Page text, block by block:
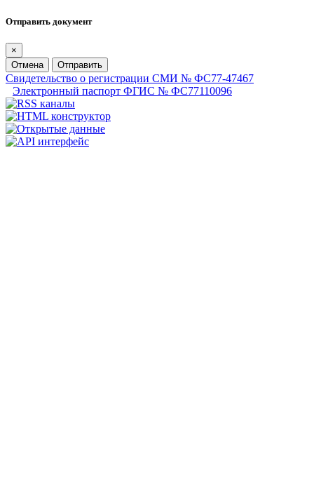
Отправить документ
×
Отмена
Отправить
Свидетельство о регистрации СМИ № ФС77-47467
Электронный паспорт ФГИС № ФС77110096